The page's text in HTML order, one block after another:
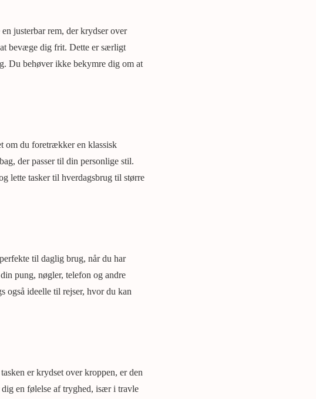
justerbar rem, der krydser over
bevæge dig frit. Dette er særligt
Du behøver ikke bekymre dig om at
om du foretrækker en klassisk
der passer til din personlige stil.
lette tasker til hverdagsbrug til større
til daglig brug, når du har
pung, nøgler, telefon og andre
også ideelle til rejser, hvor du kan
er krydset over kroppen, er den
en følelse af tryghed, især i travle